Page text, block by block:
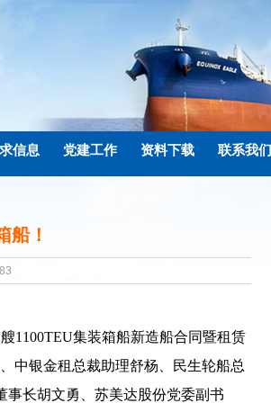
信息 党建工作 资料下载 联系我们
船！
艘1100TEU集装箱船新造船合同暨租赁
中银金租总裁助理舒杨、民生轮船总
长胡文勇、苏美达股份党委副书